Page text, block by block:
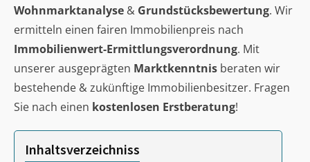
Wohnmarktanalyse & Grundstücksbewertung. Wir
ermitteln einen fairen Immobilienpreis nach
Immobilienwert-Ermittlungsverordnung. Mit
unserer ausgeprägten Marktkenntnis beraten wir
bestehende & zukünftige Immobilienbesitzer. Fragen
Sie nach einen kostenlosen Erstberatung!
Inhaltsverzeichniss